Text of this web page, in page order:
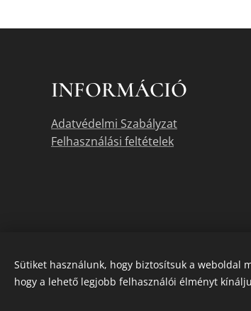
INFORMÁCIÓ
Adatvédelmi Szabályzat
Felhasználási feltételek
Sütiket használunk, hogy biztosítsuk a weboldal
hogy a lehető legjobb felhasználói élményt